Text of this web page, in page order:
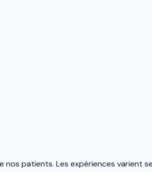
patients. Les expériences varient